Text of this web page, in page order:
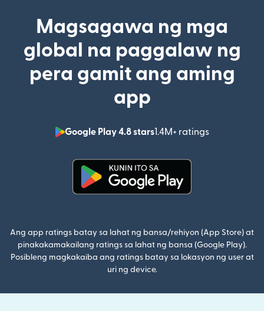
Magsagawa ng mga
global na paggalaw ng
pera gamit ang aming
app
Google Play 4.8 stars1.4M+ ratings
(bubukas
Ang app ratings batay sa lahat ng bansa/rehiyon (App Store) at
pinakakamakailang ratings sa lahat ng bansa (Google Play).
Posibleng magkakaiba ang ratings batay sa lokasyon ng user at
uri ng device.